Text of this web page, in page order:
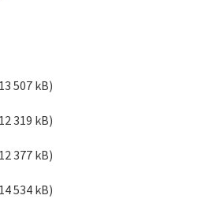
507 kB)
319 kB)
377 kB)
534 kB)